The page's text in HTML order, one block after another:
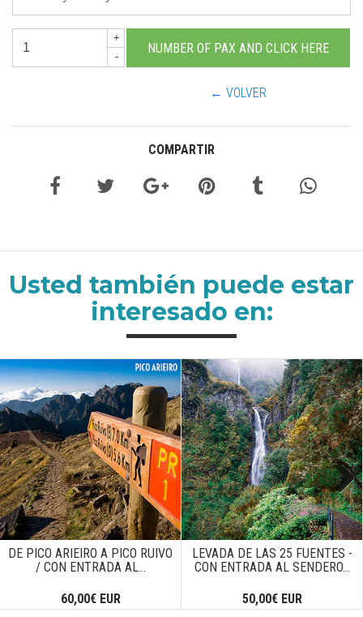
+
-
← VOLVER
COMPARTIR
Usted también puede estar
interesado en:
DE PICO ARIEIRO A PICO RUIVO
/ CON ENTRADA AL...
60,00€ EUR
LEVADA DE LAS 25 FUENTES -
CON ENTRADA AL SENDERO...
50,00€ EUR
Next